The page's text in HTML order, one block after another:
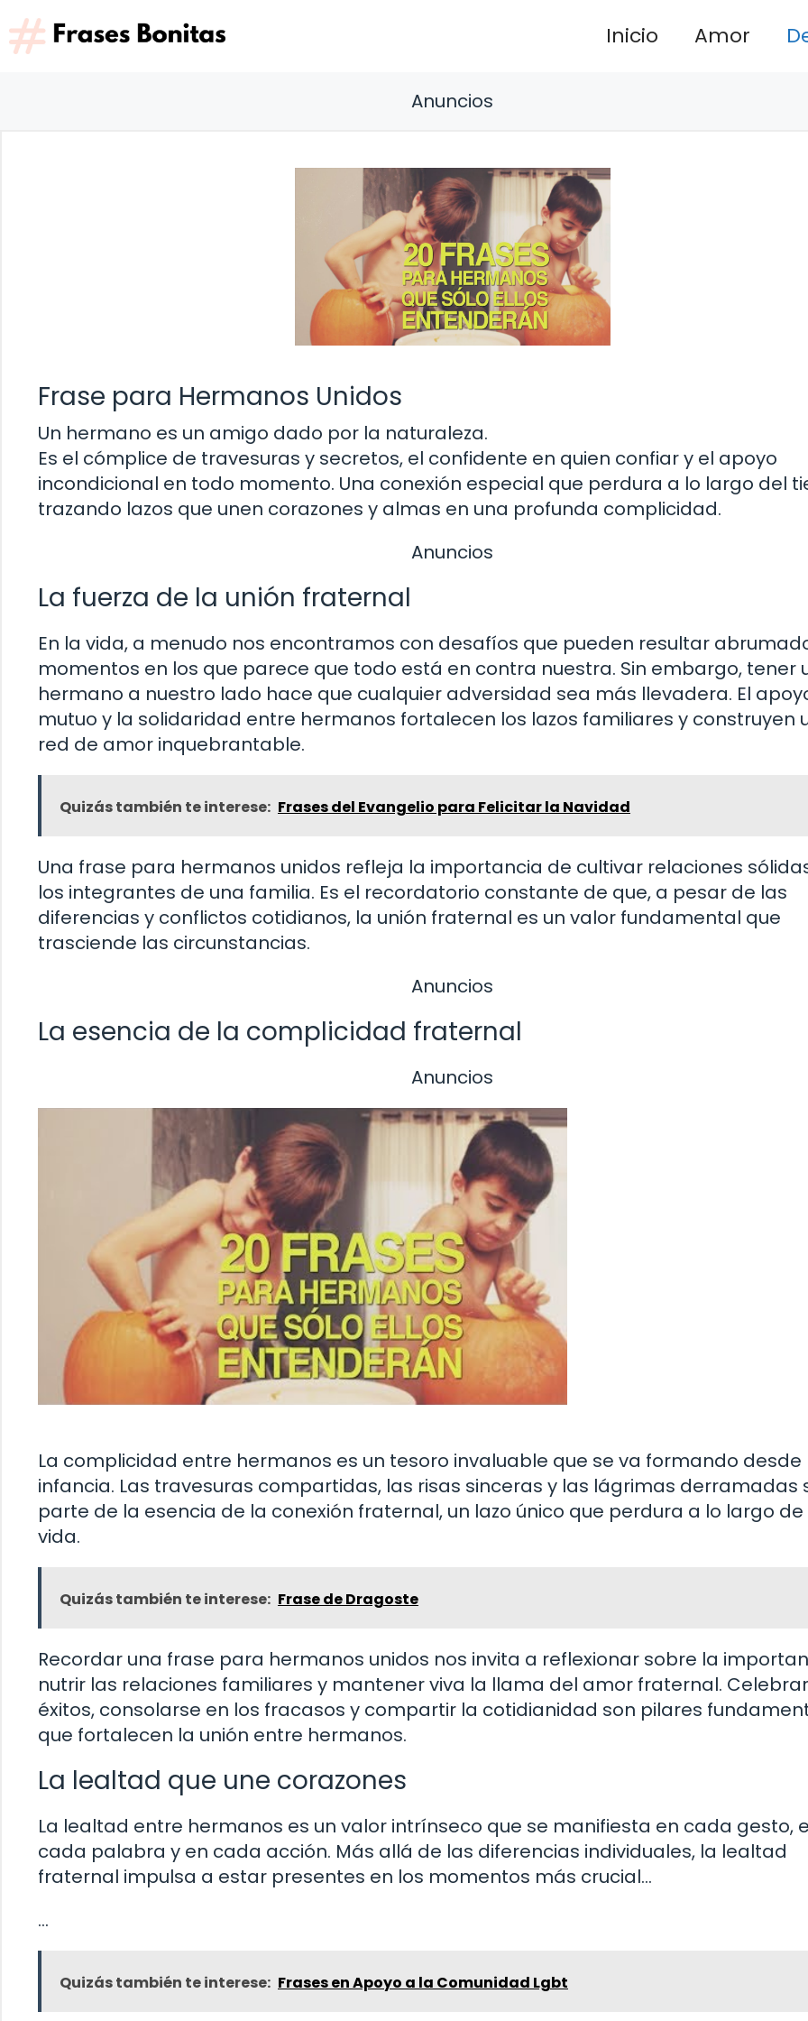
Saltar
al
contenido
Inicio Amor
Anuncios
Frase para Hermanos Unidos
Un hermano es un amigo dado por la naturaleza.
Es el cómplice de travesuras y secretos, el confidente en quien confiar y el apoyo
incondicional en todo momento. Una conexión especial que perdura a lo largo del
trazando lazos que unen corazones y almas en una profunda complicidad.
Anuncios
La fuerza de la unión fraternal
En la vida, a menudo nos encontramos con desafíos que pueden resultar
momentos en los que parece que todo está en contra nuestra. Sin embargo, tener
hermano a nuestro lado hace que cualquier adversidad sea más llevadera. El
mutuo y la solidaridad entre hermanos fortalecen los lazos familiares y construyen
red de amor inquebrantable.
Quizás también te interese: Frases del Evangelio para Felicitar la Navidad
Una frase para hermanos unidos refleja la importancia de cultivar relaciones
los integrantes de una familia. Es el recordatorio constante de que, a pesar de las
diferencias y conflictos cotidianos, la unión fraternal es un valor fundamental que
trasciende las circunstancias.
Anuncios
La esencia de la complicidad fraternal
Anuncios
La complicidad entre hermanos es un tesoro invaluable que se va formando desde
infancia. Las travesuras compartidas, las risas sinceras y las lágrimas derramadas
parte de la esencia de la conexión fraternal, un lazo único que perdura a lo largo de
vida.
Quizás también te interese: Frase de Dragoste
Recordar una frase para hermanos unidos nos invita a reflexionar sobre la
nutrir las relaciones familiares y mantener viva la llama del amor fraternal.
éxitos, consolarse en los fracasos y compartir la cotidianidad son pilares
que fortalecen la unión entre hermanos.
La lealtad que une corazones
La lealtad entre hermanos es un valor intrínseco que se manifiesta en cada gesto,
cada palabra y en cada acción. Más allá de las diferencias individuales, la lealtad
fraternal impulsa a estar presentes en los momentos más crucial…
…
Quizás también te interese: Frases en Apoyo a la Comunidad Lgbt